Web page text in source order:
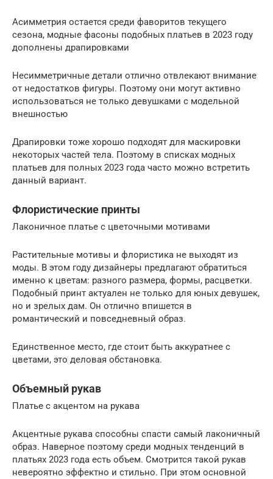
Асимметрия остается среди фаворитов текущего
сезона, модные фасоны подобных платьев в 2023 году
дополнены драпировками
Несимметричные детали отлично отвлекают внимание
от недостатков фигуры. Поэтому они могут активно
использоваться не только девушками с модельной
внешностью
Драпировки тоже хорошо подходят для маскировки
некоторых частей тела. Поэтому в списках модных
платьев для полных 2023 года часто можно встретить
данный вариант.
Флористические принты
Лаконичное платье с цветочными мотивами
Растительные мотивы и флористика не выходят из
моды. В этом году дизайнеры предлагают обратиться
именно к цветам: разного размера, формы, расцветки.
Подобный принт актуален не только для юных девушек,
но и зрелых дам. Он отлично впишется в
романтический и повседневный образ.
Единственное место, где стоит быть аккуратнее с
цветами, это деловая обстановка.
Объемный рукав
Платье с акцентом на рукава
Акцентные рукава способны спасти самый лаконичный
образ. Наверное поэтому среди модных тенденций в
платьях 2023 года есть объем. Смотрится такой рукав
невероятно эффектно и стильно. При этом основной